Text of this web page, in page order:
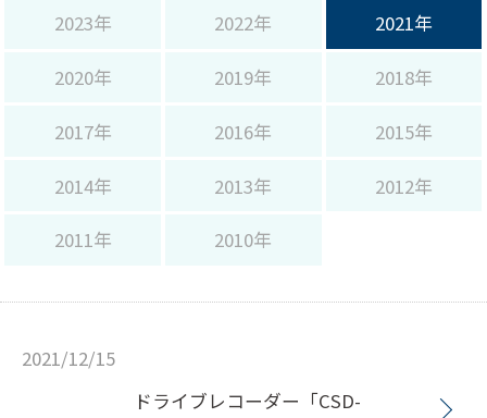
2023年 2022年 2021年
2020年 2019年 2018年
2017年 2016年 2015年
2014年 2013年 2012年
2011年 2010年
2021/12/15
ドライブレコーダー「CSD-